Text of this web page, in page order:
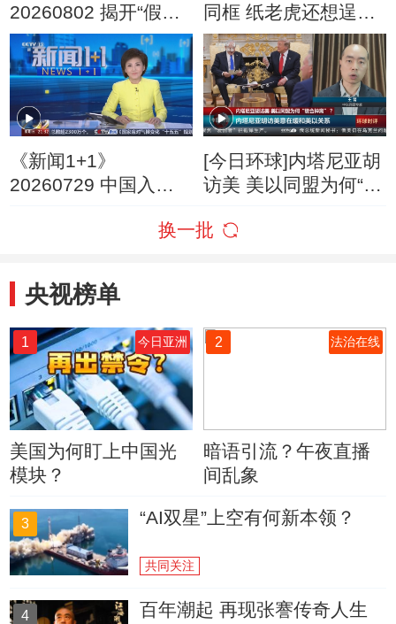
20260802 揭开“假洋
牌”的真面目
同框 纸老虎还想逞
威？
《新闻1+1》
20260729 中国入境
[今日环球]内塔尼亚胡
访美 美以同盟为何“貌
换一批
央视榜单
1 今日亚洲
美国为何盯上中国光
模块？
2 法治在线
暗语引流？午夜直播
间乱象
3 “AI双星”上空有何新本领？
共同关注
4 百年潮起 再现张謇传奇人生